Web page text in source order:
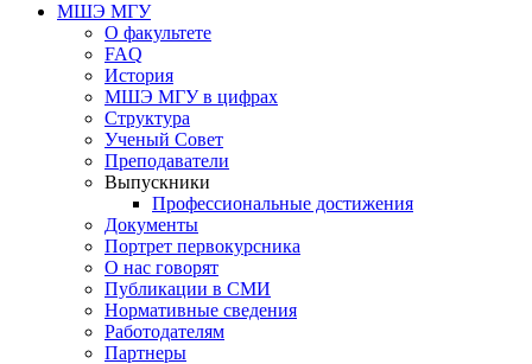
МШЭ МГУ
О факультете
FAQ
История
МШЭ МГУ в цифрах
Структура
Ученый Совет
Преподаватели
Выпускники
Профессиональные достижения
Документы
Портрет первокурсника
О нас говорят
Публикации в СМИ
Нормативные сведения
Работодателям
Партнеры